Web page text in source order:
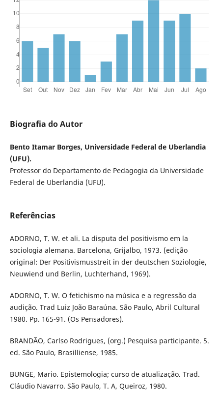
Biografia do Autor
Bento Itamar Borges, Universidade Federal de Uberlandia
(UFU).
Professor do Departamento de Pedagogia da Universidade
Federal de Uberlandia (UFU).
Referências
ADORNO, T. W. et ali. La disputa del positivismo em la
sociologia alemana. Barcelona, Grijalbo, 1973. (edição
original: Der Positivismusstreit in der deutschen Soziologie,
Neuwiend und Berlin, Luchterhand, 1969).
ADORNO, T. W. O fetichismo na música e a regressão da
audição. Trad Luiz João Baraúna. São Paulo, Abril Cultural
1980. Pp. 165-91. (Os Pensadores).
BRANDÃO, Carlso Rodrigues, (org.) Pesquisa participante. 5.
ed. São Paulo, Brasilliense, 1985.
BUNGE, Mario. Epistemologia; curso de atualização. Trad.
Cláudio Navarro. São Paulo, T. A, Queiroz, 1980.